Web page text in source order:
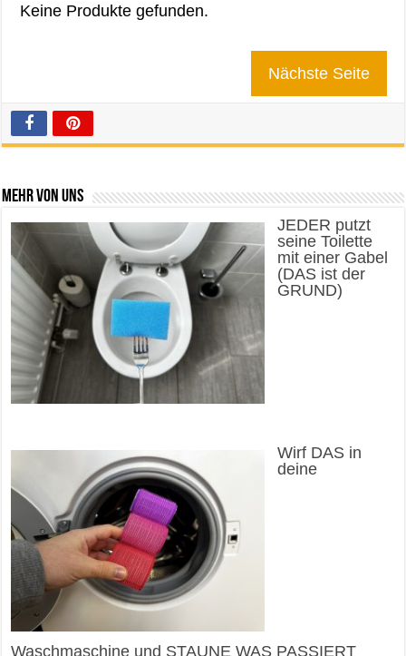
Keine Produkte gefunden.
Nächste Seite
Mehr von uns
JEDER putzt
seine Toilette
mit einer Gabel
(DAS ist der
GRUND)
Wirf DAS in
deine
Waschmaschine und STAUNE WAS PASSIERT